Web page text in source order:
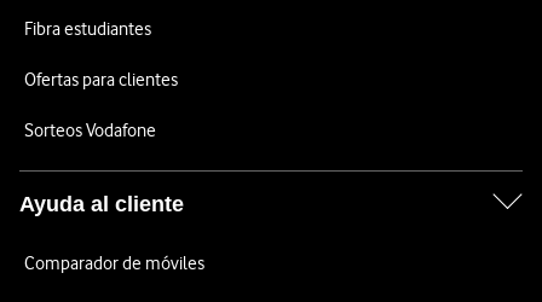
Fibra estudiantes
Ofertas para clientes
Sorteos Vodafone
Ayuda al cliente
Comparador de móviles